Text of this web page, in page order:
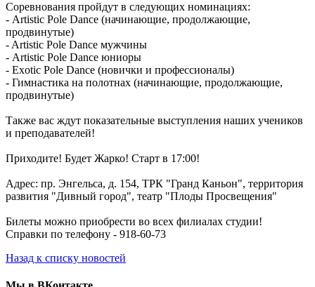
Соревнования пройдут в следующих номинациях:
- Artistic Pole Dance (начинающие, продолжающие,
продвинутые)
- Artistic Pole Dance мужчины
- Artistic Pole Dance юниоры
- Exotic Pole Dance (новички и профессионалы)
- Гимнастика на полотнах (начинающие, продолжающие,
продвинутые)
Также вас ждут показательные выступления наших учеников
и преподавателей!
Приходите! Будет Жарко! Старт в 17:00!
Адрес: пр. Энгельса, д. 154, ТРК "Гранд Каньон", территория
развития "Дивный город", театр "Плоды Просвещения"
Билеты можно приобрести во всех филиалах студии!
Справки по телефону - 918-60-73
Назад к списку новостей